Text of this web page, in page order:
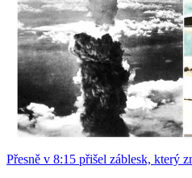
Přesně v 8:15 přišel záblesk, který